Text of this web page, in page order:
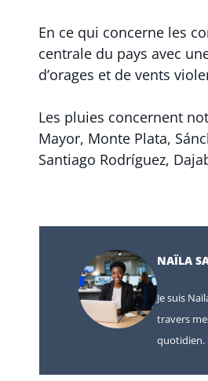
En ce qui concerne les
centrale du pays avec
d’orages et de vents
Les pluies concernent
Mayor, Monte Plata,
Santiago Rodríguez,
NAÏLA
Je suis
travers
quotidien.